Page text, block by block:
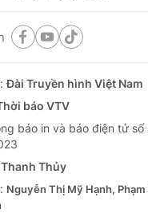
Đài Truyền hình Việt Nam
báo VTV
báo in và báo điện tử số
Thủy
Nguyễn Thị Mỹ Hạnh,